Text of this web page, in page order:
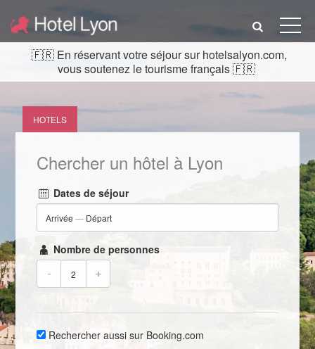
En réservant votre séjour sur hotelsalyon.com,
vous soutenez le tourisme français
HOTELS
Chercher un hôtel à Lyon
Dates de séjour
Arrivée— Départ
Nombre de personnes
- +
Rechercher aussi sur Booking.com